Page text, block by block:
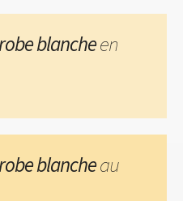
blancheen
blancheau